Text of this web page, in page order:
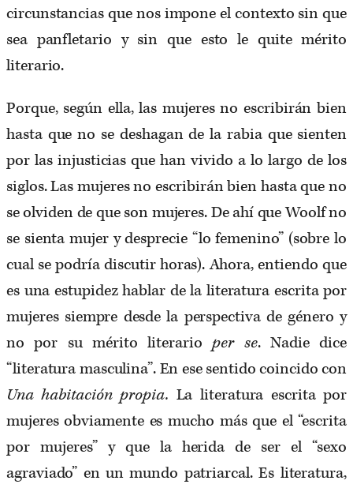
circunstancias que nos impone el contexto sin que
sea panfletario y sin que esto le quite mérito
literario.
Porque, según ella, las mujeres no escribirán bien
hasta que no se deshagan de la rabia que sienten
por las injusticias que han vivido a lo largo de los
siglos. Las mujeres no escribirán bien hasta que no
se olviden de que son mujeres. De ahí que Woolf no
se sienta mujer y desprecie “lo femenino” (sobre lo
cual se podría discutir horas). Ahora, entiendo que
es una estupidez hablar de la literatura escrita por
mujeres siempre desde la perspectiva de género y
no por su mérito literarioper se. Nadie dice
“literatura masculina”. En ese sentido coincido con
Una habitación propia. La literatura escrita por
mujeres obviamente es mucho más que el “escrita
por mujeres” y que la herida de ser el “sexo
agraviado” en un mundo patriarcal. Es literatura,